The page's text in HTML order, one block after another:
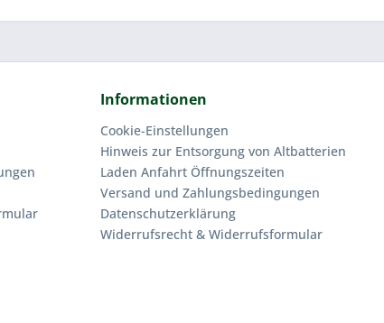
Informationen
Cookie-Einstellungen
Hinweis zur Entsorgung von Altbatterien
Laden Anfahrt Öffnungszeiten
Versand und Zahlungsbedingungen
Datenschutzerklärung
Widerrufsrecht & Widerrufsformular